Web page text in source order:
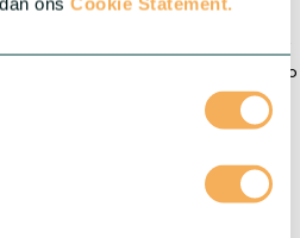
de variedades únicas de
de alta calidad y un servicio
mundial de centros de producción,
mundo. Incluidas nuestras filiales
y diversa. Esta presencia local nos
unir conocimientos